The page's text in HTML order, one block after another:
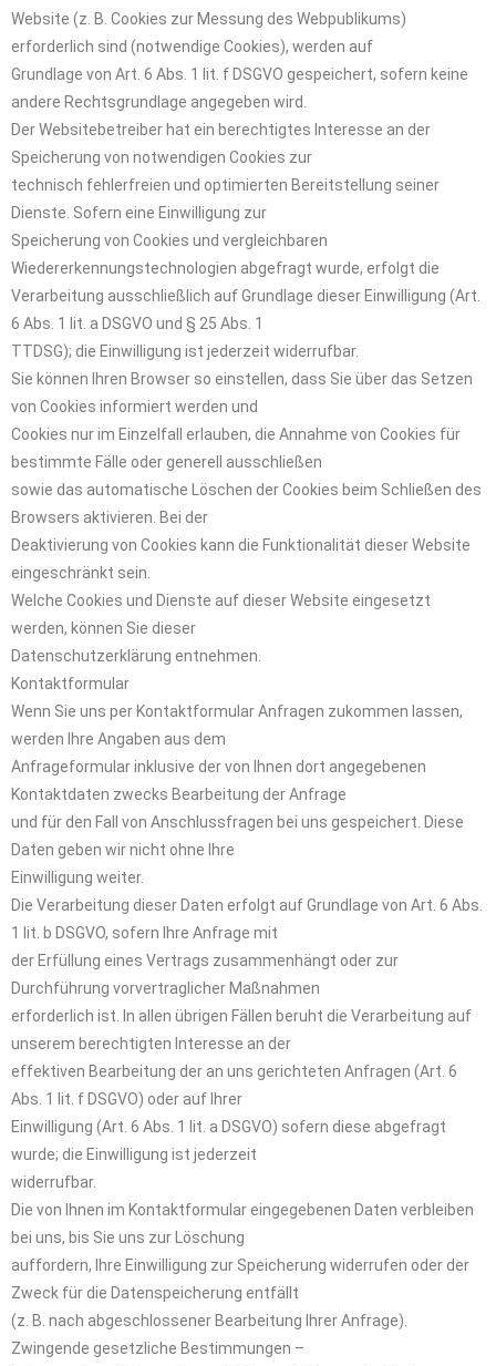
Website (z. B. Cookies zur Messung des Webpublikums)
erforderlich sind (notwendige Cookies), werden auf
Grundlage von Art. 6 Abs. 1 lit. f DSGVO gespeichert, sofern keine
andere Rechtsgrundlage angegeben wird.
Der Websitebetreiber hat ein berechtigtes Interesse an der
Speicherung von notwendigen Cookies zur
technisch fehlerfreien und optimierten Bereitstellung seiner
Dienste. Sofern eine Einwilligung zur
Speicherung von Cookies und vergleichbaren
Wiedererkennungstechnologien abgefragt wurde, erfolgt die
Verarbeitung ausschließlich auf Grundlage dieser Einwilligung (Art.
6 Abs. 1 lit. a DSGVO und § 25 Abs. 1
TTDSG); die Einwilligung ist jederzeit widerrufbar.
Sie können Ihren Browser so einstellen, dass Sie über das Setzen
von Cookies informiert werden und
Cookies nur im Einzelfall erlauben, die Annahme von Cookies für
bestimmte Fälle oder generell ausschließen
sowie das automatische Löschen der Cookies beim Schließen des
Browsers aktivieren. Bei der
Deaktivierung von Cookies kann die Funktionalität dieser Website
eingeschränkt sein.
Welche Cookies und Dienste auf dieser Website eingesetzt
werden, können Sie dieser
Datenschutzerklärung entnehmen.
Kontaktformular
Wenn Sie uns per Kontaktformular Anfragen zukommen lassen,
werden Ihre Angaben aus dem
Anfrageformular inklusive der von Ihnen dort angegebenen
Kontaktdaten zwecks Bearbeitung der Anfrage
und für den Fall von Anschlussfragen bei uns gespeichert. Diese
Daten geben wir nicht ohne Ihre
Einwilligung weiter.
Die Verarbeitung dieser Daten erfolgt auf Grundlage von Art. 6 Abs.
1 lit. b DSGVO, sofern Ihre Anfrage mit
der Erfüllung eines Vertrags zusammenhängt oder zur
Durchführung vorvertraglicher Maßnahmen
erforderlich ist. In allen übrigen Fällen beruht die Verarbeitung auf
unserem berechtigten Interesse an der
effektiven Bearbeitung der an uns gerichteten Anfragen (Art. 6
Abs. 1 lit. f DSGVO) oder auf Ihrer
Einwilligung (Art. 6 Abs. 1 lit. a DSGVO) sofern diese abgefragt
wurde; die Einwilligung ist jederzeit
widerrufbar.
Die von Ihnen im Kontaktformular eingegebenen Daten verbleiben
bei uns, bis Sie uns zur Löschung
auffordern, Ihre Einwilligung zur Speicherung widerrufen oder der
Zweck für die Datenspeicherung entfällt
(z. B. nach abgeschlossener Bearbeitung Ihrer Anfrage).
Zwingende gesetzliche Bestimmungen –